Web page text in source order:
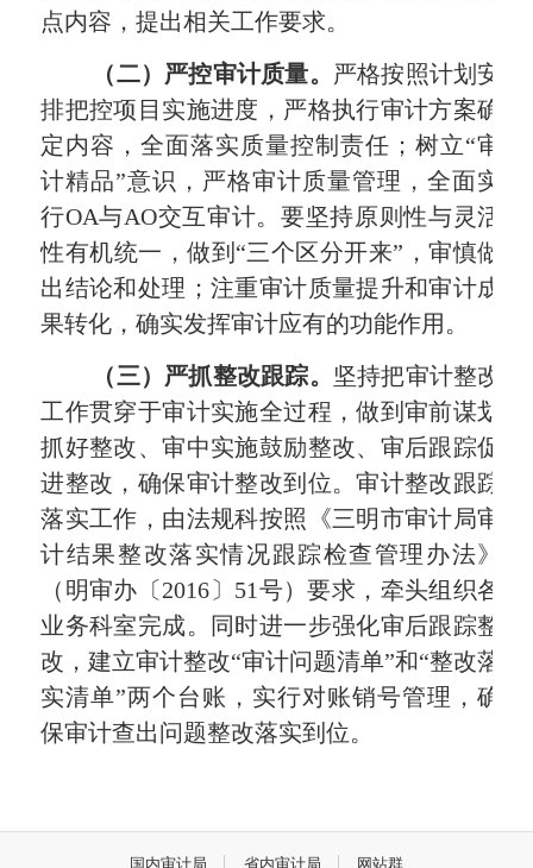
点内容，提出相关工作要求。
（二）严控审计质量。
严格按照计划安
排把控项目实施进度，严格执行审计方案确
定内容，全面落实质量控制责任；树立“审
计精品”意识，严格审计质量管理，全面实
行OA与AO交互审计。要坚持原则性与灵活
性有机统一，做到“三个区分开来”，审慎做
出结论和处理；注重审计质量提升和审计成
果转化，确实发挥审计应有的功能作用。
（三）严抓整改跟踪。
坚持把审计整改
工作贯穿于审计实施全过程，做到审前谋划
抓好整改、审中实施鼓励整改、审后跟踪促
进整改，确保审计整改到位。审计整改跟踪
落实工作，由法规科按照《三明市审计局审
计结果整改落实情况跟踪检查管理办法》
（明审办〔 2016 〕 51号）要求，牵头组织各
业务科室完成。同时进一步强化审后跟踪整
改，建立审计整改“审计问题清单”和“整改落
实清单”两个台账，实行对账销号管理，确
保审计查出问题整改落实到位。
国内审计局 省内审计局 网站群